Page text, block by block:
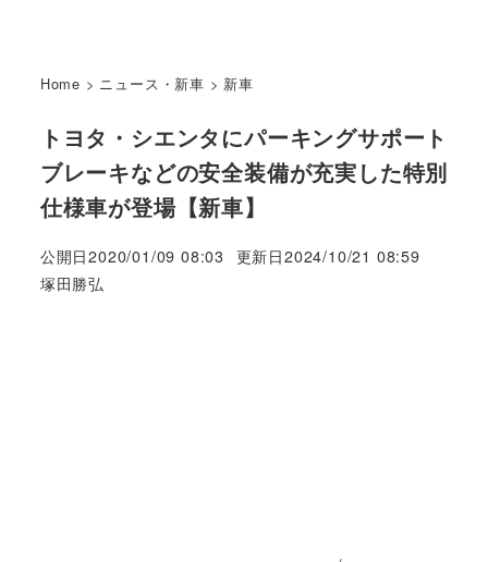
Home > ニュース・新車 > 新車
トヨタ・シエンタにパーキングサポート
ブレーキなどの安全装備が充実した特別
仕様車が登場【新車】
公開日2020/01/09 08:03 更新日2024/10/21 08:59
著
塚田勝弘